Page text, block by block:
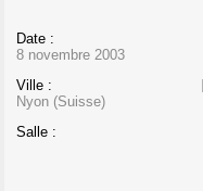
Date :
8 novembre 2003
Ville :
Nyon (Suisse)
Salle :